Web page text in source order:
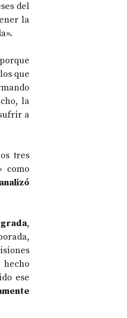
del
la
que
la
a
tres
como
analizó
,
ese